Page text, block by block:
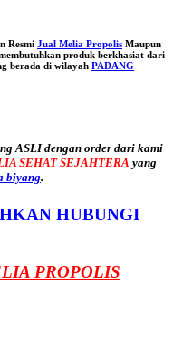
Resmi Jual Melia Propolis Maupun
produk berkhasiat dari
berada di wilayah PADANG
ASLI dengan order dari kami
SEHAT SEJAHTERA yang
biyang.
HUBUNGI
PROPOLIS